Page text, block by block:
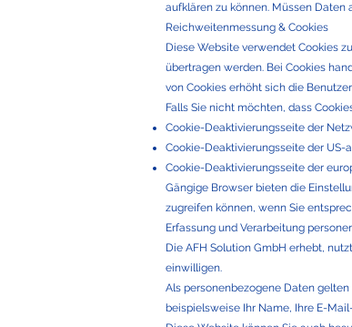
aufklären zu können. Müssen
Reichweitenmessung & Cookies
Diese Website verwendet Cookies
übertragen werden. Bei Cookies
von Cookies erhöht sich die
Falls Sie nicht möchten, dass
Cookie-Deaktivierungsseite der
Cookie-Deaktivierungsseite der US-
Cookie-Deaktivierungsseite der
Gängige Browser bieten die
zugreifen können, wenn Sie
Erfassung und Verarbeitung
Die AFH Solution GmbH erhebt,
einwilligen.
Als personenbezogene Daten
beispielsweise Ihr Name, Ihre E-